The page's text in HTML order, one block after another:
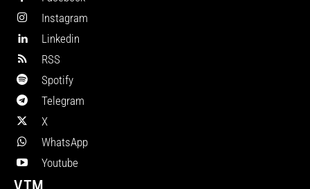
Instagram
Linkedin
RSS
Spotify
Telegram
X
WhatsApp
Youtube